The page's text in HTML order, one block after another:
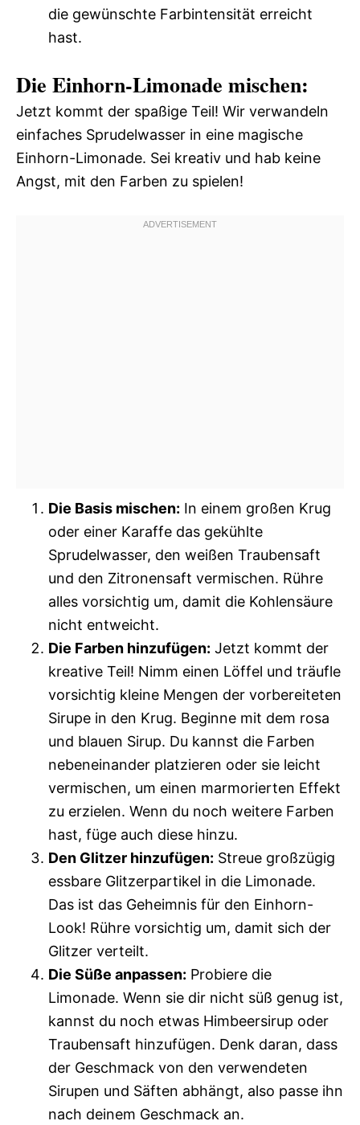
die gewünschte Farbintensität erreicht
hast.
Die Einhorn-Limonade mischen:
Jetzt kommt der spaßige Teil! Wir verwandeln
einfaches Sprudelwasser in eine magische
Einhorn-Limonade. Sei kreativ und hab keine
Angst, mit den Farben zu spielen!
Die Basis mischen: In einem großen Krug
oder einer Karaffe das gekühlte
Sprudelwasser, den weißen Traubensaft
und den Zitronensaft vermischen. Rühre
alles vorsichtig um, damit die Kohlensäure
nicht entweicht.
Die Farben hinzufügen: Jetzt kommt der
kreative Teil! Nimm einen Löffel und träufle
vorsichtig kleine Mengen der vorbereiteten
Sirupe in den Krug. Beginne mit dem rosa
und blauen Sirup. Du kannst die Farben
nebeneinander platzieren oder sie leicht
vermischen, um einen marmorierten Effekt
zu erzielen. Wenn du noch weitere Farben
hast, füge auch diese hinzu.
Den Glitzer hinzufügen: Streue großzügig
essbare Glitzerpartikel in die Limonade.
Das ist das Geheimnis für den Einhorn-
Look! Rühre vorsichtig um, damit sich der
Glitzer verteilt.
Die Süße anpassen: Probiere die
Limonade. Wenn sie dir nicht süß genug ist,
kannst du noch etwas Himbeersirup oder
Traubensaft hinzufügen. Denk daran, dass
der Geschmack von den verwendeten
Sirupen und Säften abhängt, also passe ihn
nach deinem Geschmack an.